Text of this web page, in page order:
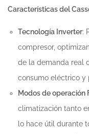
Características del
Tecnología Inverter:
compresor,
de la demanda real
consumo eléctrico y
Modos de operación
climatización tanto
lo hace útil durante